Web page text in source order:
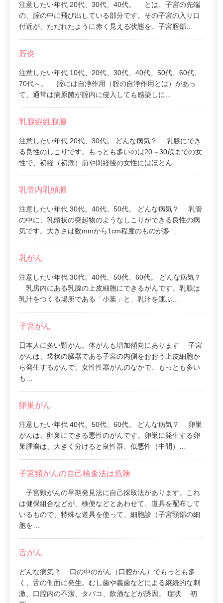
注意したい年代 20代、30代、40代。 とは、子宮の先端
の、腟の中に飛び出している部分です。その子宮の入り口
付近が、ただれたように赤く見える状態を、子宮腟部…
腟炎
注意したい年代 10代、20代、30代、40代、50代、60代、
70代～。 腟には自浄作用（腟の自浄作用とは）があっ
て、通常は病原菌が腟内に侵入しても感染しに…
乳腺線維腺腫
注意したい年代 20代、30代。 どんな病気？ 乳腺にでき
る良性のしこりです。もっとも多いのは20～30歳までの女
性で、初経（初潮）前や閉経後の女性にはほとん…
乳管内乳頭腫
注意したい年代 30代、40代、50代。 どんな病気？ 乳管
の中に、乳頭状の突起物のようなしこりができる良性の病
気です。大きさは数mmから1cm程度のものが多…
乳がん
注意したい年代 30代、40代、50代、60代。 どんな病気？
乳房内にある乳腺の上皮細胞にできるがんです。乳腺は
乳汁をつくる場所である「小葉」と、乳汁を運ぶ…
子宮がん
日本人に多い頸がん。体がんも増加傾向にあります 子宮
がんは、袋状の臓器である子宮の内側をおおう上皮細胞か
ら発生するがんで、女性性器がんのなかで、もっとも多い
も…
卵巣がん
注意したい年代 40代、50代、60代。 どんな病気？ 卵巣
がんは、卵巣にできる悪性のがんです。卵巣に発生する卵
巣腫瘍は、大きく分けると良性群、低悪性（中間）…
子宮頸がんの自己検査法は危険
子宮頸がんの早期発見法に自己採取法があります。これ
は健保組合などが、検便などとあわせて、道具を配布して
いるもので、特殊な道具を使って、細胞診（子宮頸部の細
胞を…
舌がん
どんな病気？ 口の中のがん（口腔がん）でもっとも多
く、舌の側面に発生。むし歯や義歯などによる継続的な刺
激、口腔内の不潔、タバコ、飲酒などが誘因。 症状 初